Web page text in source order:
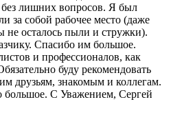
без лишних вопросов. Я был
за собой рабочее место (даже
осталось пыли и стружки).
Спасибо им большое.
и профессионалов, как
буду рекомендовать
друзьям, знакомым и коллегам.
С Уважением, Сергей